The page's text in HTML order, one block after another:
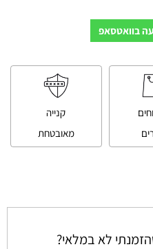
בוואטסאפ
קנייה
מאובטחת
לא במלאי?